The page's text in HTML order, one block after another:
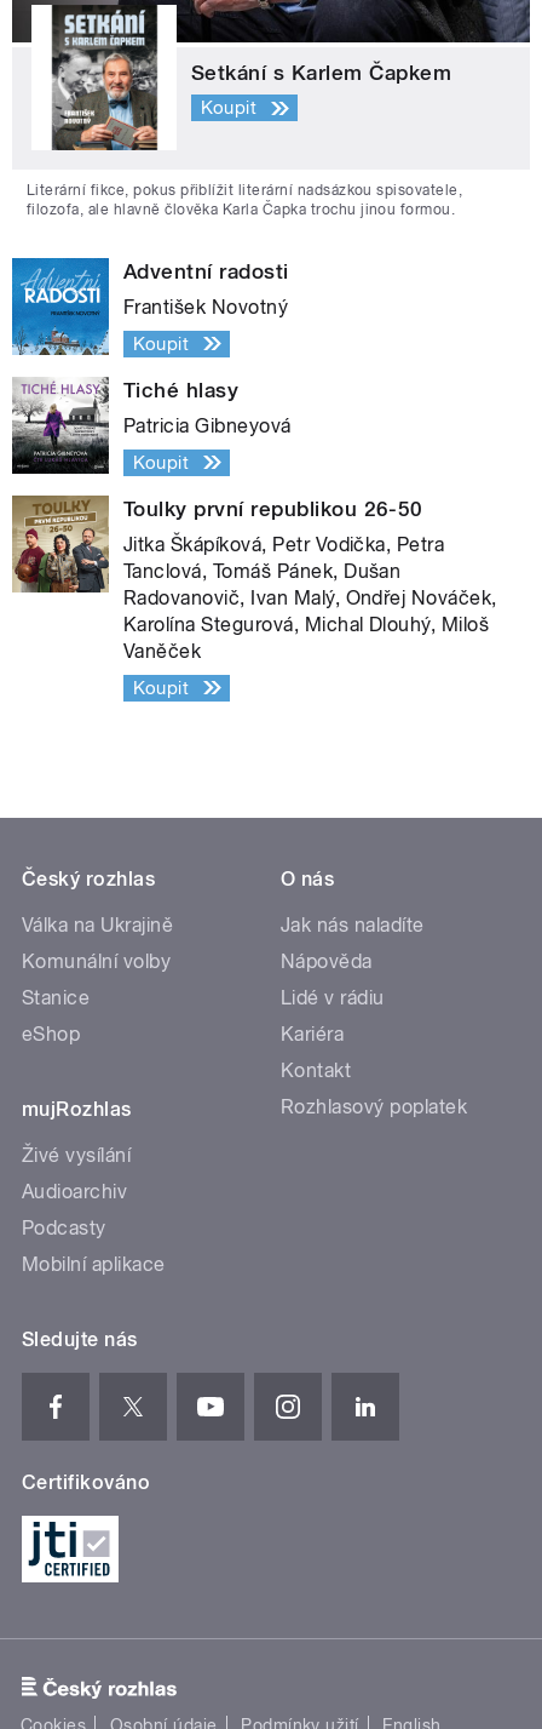
Setkání s Karlem Čapkem
Koupit
Literární fikce, pokus přiblížit literární nadsázkou spisovatele,
filozofa, ale hlavně člověka Karla Čapka trochu jinou formou.
Adventní radosti
František Novotný
Koupit
Tiché hlasy
Patricia Gibneyová
Koupit
Toulky první republikou 26-50
Jitka Škápíková, Petr Vodička, Petra
Tanclová, Tomáš Pánek, Dušan
Radovanovič, Ivan Malý, Ondřej Nováček,
Karolína Stegurová, Michal Dlouhý, Miloš
Vaněček
Koupit
Český rozhlas
Válka na Ukrajině
Komunální volby
Stanice
eShop
mujRozhlas
Živé vysílání
Audioarchiv
Podcasty
Mobilní aplikace
O nás
Jak nás naladíte
Nápověda
Lidé v rádiu
Kariéra
Kontakt
Rozhlasový poplatek
Sledujte nás
Certifikováno